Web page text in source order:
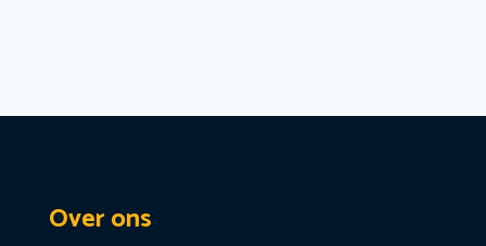
Over ons